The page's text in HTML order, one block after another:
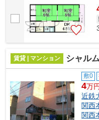
賃貸 | マンション シャル
敷0
4万円
近鉄
関西
関西